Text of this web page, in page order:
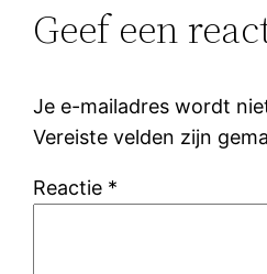
Geef een
Je e-mailadres wordt
Vereiste velden zijn
Reactie *